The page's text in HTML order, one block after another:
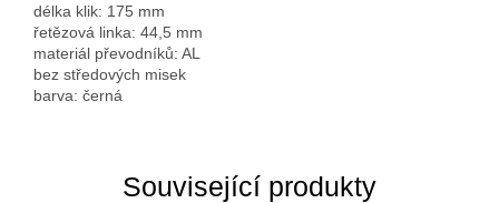
Související produkty
délka klik: 175 mm
řetězová linka: 44,5 mm
materiál převodníků: AL
bez středových misek
barva: černá